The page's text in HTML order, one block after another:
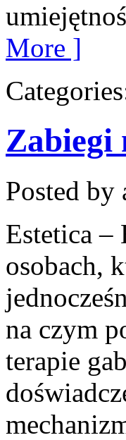
More ]
Zabiegi
Posted by
Estetica –
osobach,
na czym
terapie